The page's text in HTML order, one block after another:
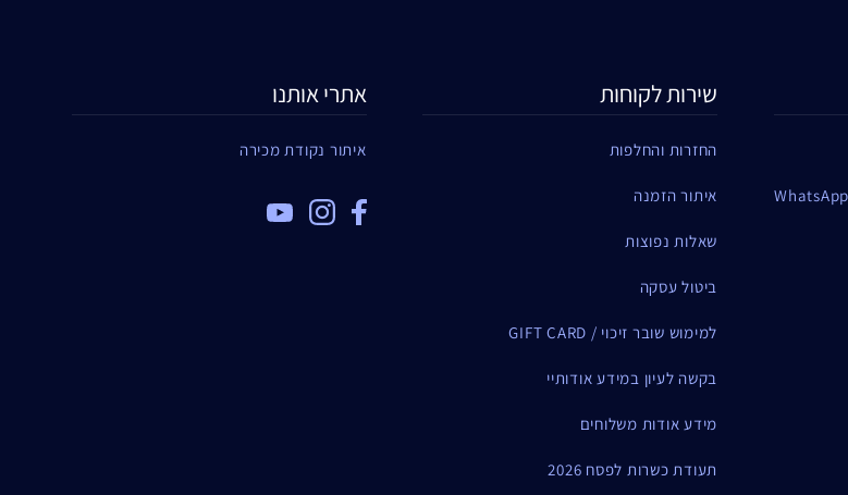
שירות לקוחות
החזרות והחלפות
איתור הזמנה
שאלות נפוצות
ביטול עסקה
למימוש שובר זיכוי / GIFT CARD
בקשה לעיון במידע אודותיי
מידע אודות משלוחים
תעודת כשרות לפסח 2026
אתרי אותנו
איתור נקודת מכירה